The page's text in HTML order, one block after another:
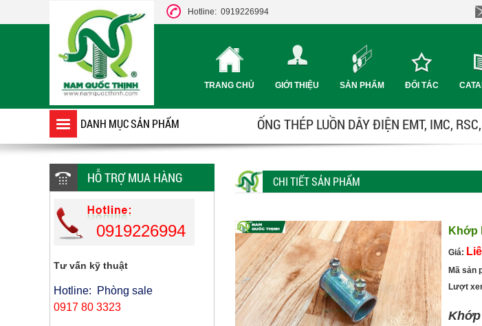
Hotline: 0919226994
TRANG CHỦ GIỚI THIỆU SẢN PHẨM ĐỐI TÁC
DANH MỤC SẢN PHẨM ỐNG THÉP LUỒN DÂY ĐIỆN EMT, IMC,
HỖ TRỢ MUA HÀNG
0919226994
Tư vấn kỹ thuật
Hotline: Phòng sale
0917 80 3323
CHI TIẾT SẢN PHẨM
Khớp
Giá:
Mã sản
Lượt